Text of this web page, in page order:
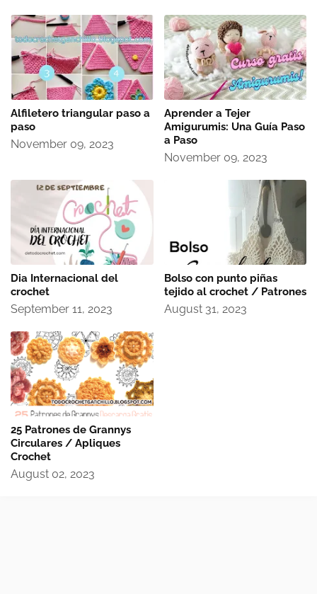
Alfiletero triangular paso a
paso
November 09, 2023
Aprender a Tejer
Amigurumis: Una Guía Paso
a Paso
November 09, 2023
Dia Internacional del
crochet
September 11, 2023
Bolso con punto piñas
tejido al crochet / Patrones
August 31, 2023
25 Patrones de Grannys
Circulares / Apliques
Crochet
August 02, 2023